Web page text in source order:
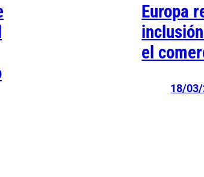
Europa
el
18/